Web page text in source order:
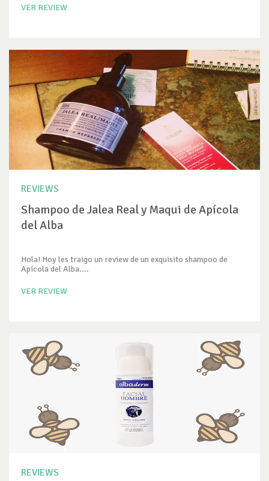
VER REVIEW
REVIEWS
Shampoo de Jalea Real y Maqui de Apícola
del Alba
Hola! Hoy les traigo un review de un exquisito shampoo de
Apícola del Alba....
VER REVIEW
REVIEWS